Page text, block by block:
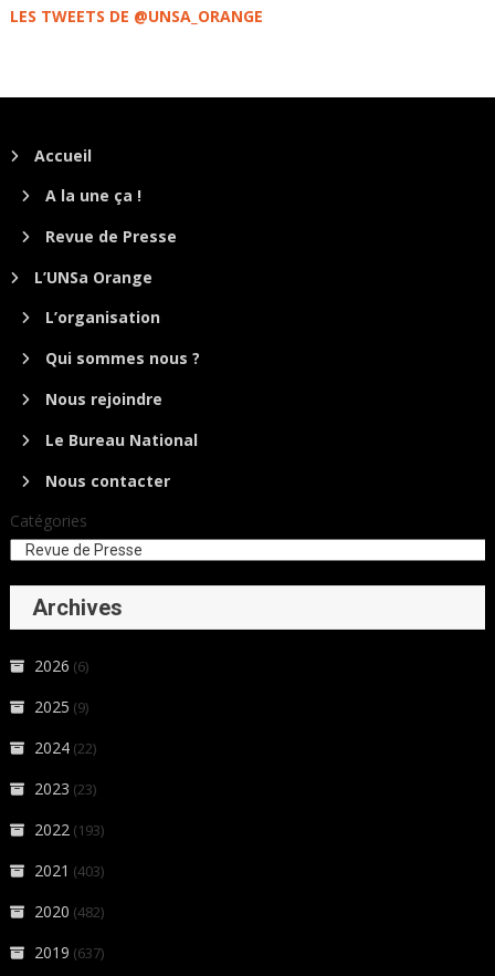
LES TWEETS DE @UNSA_ORANGE
Accueil
A la une ça !
Revue de Presse
L’UNSa Orange
L’organisation
Qui sommes nous ?
Nous rejoindre
Le Bureau National
Nous contacter
Catégories
Archives
2026 (6)
2025 (9)
2024 (22)
2023 (23)
2022 (193)
2021 (403)
2020 (482)
2019 (637)